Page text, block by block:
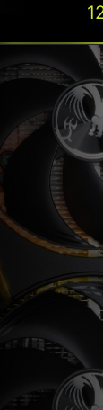
fonte de
energia. A
em
consumo